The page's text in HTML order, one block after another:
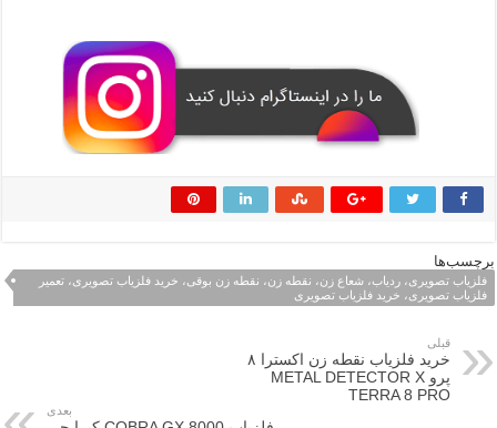
برچسب‌ها
فلزیاب تصویری، ردیاب، شعاع زن، نقطه زن، نقطه زن بوقی، خرید فلزیاب تصویری، تعمیر
فلزیاب تصویری، خرید فلزیاب تصویری
قبلی
خرید فلزیاب نقطه زن اکسترا ۸
پرو METAL DETECTOR X
TERRA 8 PRO
بعدی